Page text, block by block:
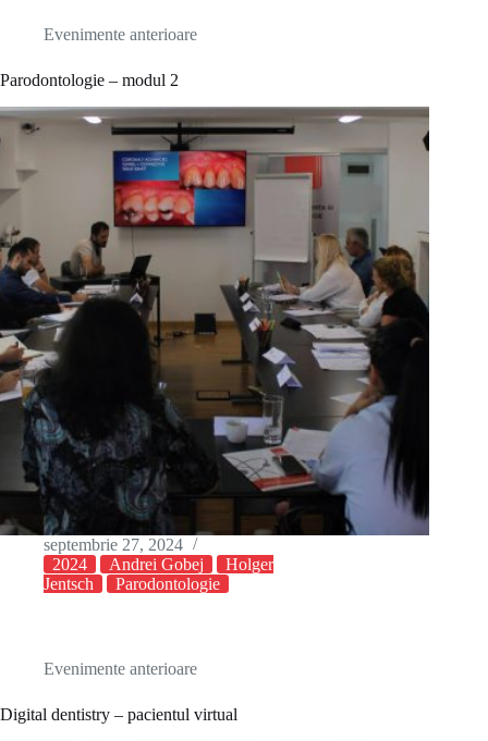
Evenimente anterioare
Parodontologie – modul 2
septembrie 27, 2024
2024
Andrei Gobej
Holger
Jentsch
Parodontologie
Evenimente anterioare
Digital dentistry – pacientul virtual